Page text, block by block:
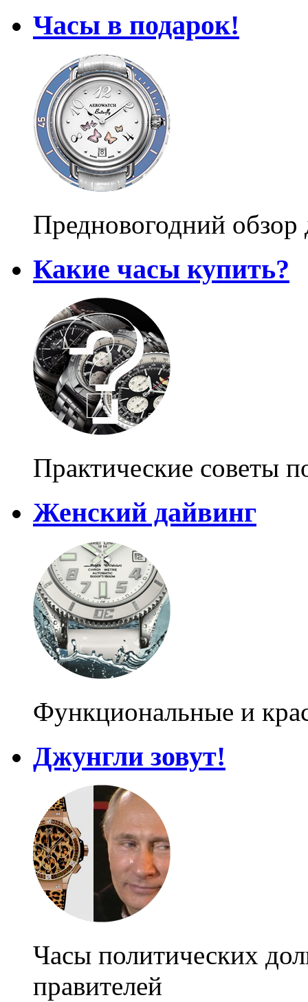
Часы в подарок!
Предновогодний
Какие часы купить?
Практические советы
Женский дайвинг
Функциональные и
Джунгли зовут!
Часы политических
правителей